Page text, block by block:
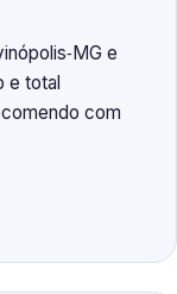
e
e total
com